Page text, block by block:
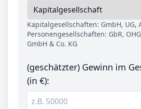
Kapitalgesellschaften: GmbH, UG,
Personengesellschaften: GbR,
GmbH & Co. KG
(geschätzter) Gewinn im
(in €):